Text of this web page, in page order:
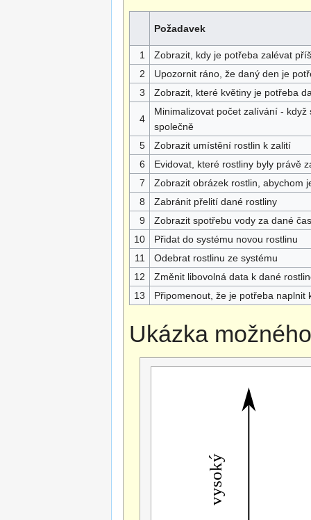
Požadavek
1
Zobrazit, kdy je potřeba zalévat
2
Upozornit ráno, že daný den je
3
Zobrazit, které květiny je potřeba
4
Minimalizovat počet zalívání -
společně
5
Zobrazit umístění rostlin k zalití
6
Evidovat, které rostliny byly právě
7
Zobrazit obrázek rostlin, abychom
8
Zabránit přelití dané rostliny
9
Zobrazit spotřebu vody za dané
10
Přidat do systému novou rostlinu
11
Odebrat rostlinu ze systému
12
Změnit libovolná data k dané
13
Připomenout, že je potřeba naplnit
Ukázka